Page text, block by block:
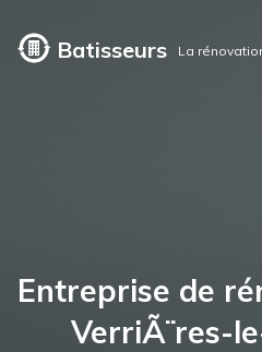
Batisseurs La
Entreprise de
VerriÃ¨res-